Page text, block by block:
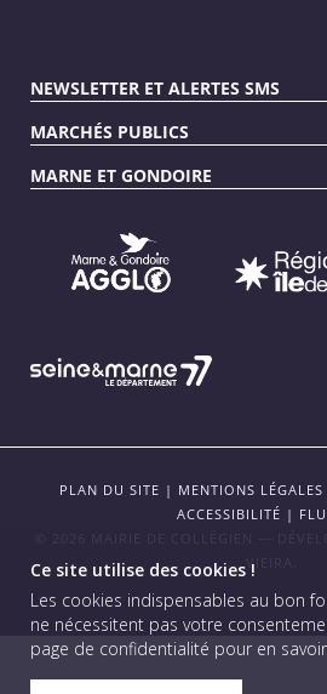
Ce site utilise des cookies !
Les cookies indispensables au bon
ne nécessitent pas votre
page de confidentialité pour en
NEWSLETTER ET ALERTES SMS
MARCHÉS PUBLICS
MARNE ET GONDOIRE
PLAN DU SITE | MENTIONS LÉGALES
ACCESSIBILITÉ |
VIEIRA